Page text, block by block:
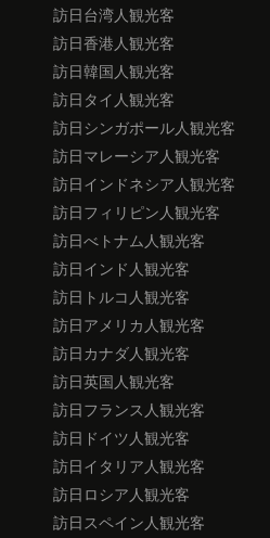
訪日台湾人観光客
訪日香港人観光客
訪日韓国人観光客
訪日タイ人観光客
訪日シンガポール人観光客
訪日マレーシア人観光客
訪日インドネシア人観光客
訪日フィリピン人観光客
訪日べトナム人観光客
訪日インド人観光客
訪日トルコ人観光客
訪日アメリカ人観光客
訪日カナダ人観光客
訪日英国人観光客
訪日フランス人観光客
訪日ドイツ人観光客
訪日イタリア人観光客
訪日ロシア人観光客
訪日スペイン人観光客